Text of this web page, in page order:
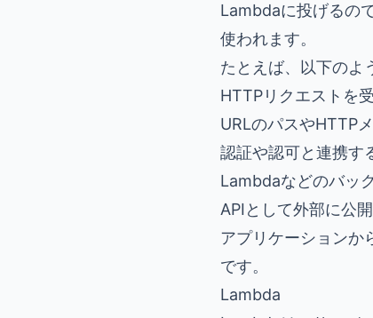
Lambdaに投げるの
使われます。
たとえば、以下のよ
HTTPリクエストを
URLのパスやHTTP
認証や認可と連携す
Lambdaなどのバッ
APIとして外部に公
アプリケーションか
です。
Lambda